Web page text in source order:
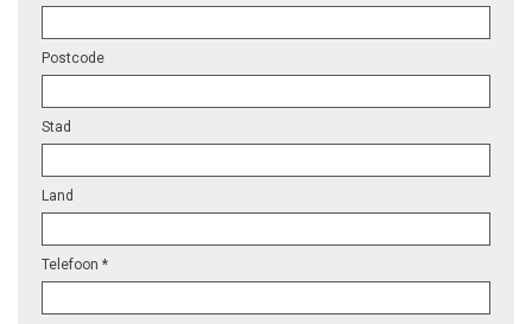
Postcode
Stad
Land
Telefoon *